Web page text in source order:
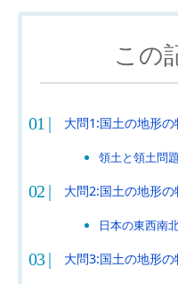
この
大問1:国土の地形
領土と領土問題
大問2:国土の地形
日本の東西南
大問3:国土の地形